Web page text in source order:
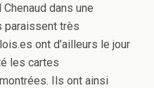
dans une
paraissent très
ont d’ailleurs le jour
les cartes
Ils ont ainsi